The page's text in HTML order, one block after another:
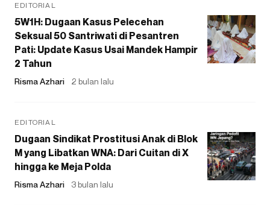
EDITORIAL
5W1H: Dugaan Kasus Pelecehan
Seksual 50 Santriwati di Pesantren
Pati: Update Kasus Usai Mandek Hampir
2 Tahun
Risma Azhari 2 bulan lalu
EDITORIAL
Dugaan Sindikat Prostitusi Anak di Blok
M yang Libatkan WNA: Dari Cuitan di X
hingga ke Meja Polda
Risma Azhari 3 bulan lalu